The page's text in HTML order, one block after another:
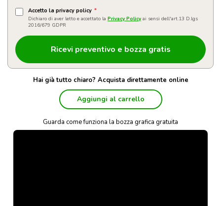
Accetto la privacy policy *
Dichiaro di aver letto e accettato la Privacy Policy ai sensi dell'art.13 D.lgs
2016/679 GDPR
Hai già tutto chiaro? Acquista direttamente online
Aggiungi al carrello
Guarda come funziona la bozza grafica gratuita